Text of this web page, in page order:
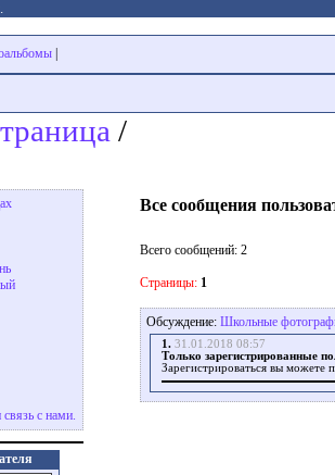
/
с нами.
Все сообщения
Всего сообщений: 2
Страницы: 1
Обсуждение: Школьные
1. 31.01.2018 08:57
Только зарегистрированные
Зарегистрироваться вы можете